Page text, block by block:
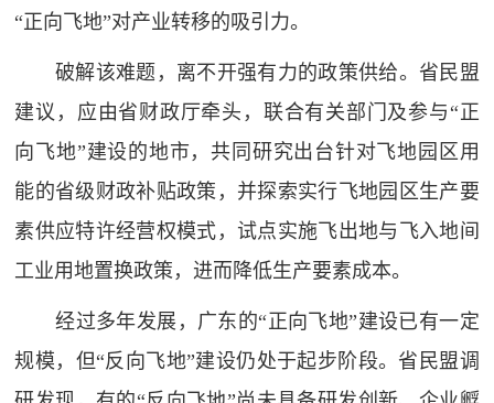
“正向飞地”对产业转移的吸引力。
破解该难题，离不开强有力的政策供给。省民盟
建议，应由省财政厅牵头，联合有关部门及参与“正
向飞地”建设的地市，共同研究出台针对飞地园区用
能的省级财政补贴政策，并探索实行飞地园区生产要
素供应特许经营权模式，试点实施飞出地与飞入地间
工业用地置换政策，进而降低生产要素成本。
经过多年发展，广东的“正向飞地”建设已有一定
规模，但“反向飞地”建设仍处于起步阶段。省民盟调